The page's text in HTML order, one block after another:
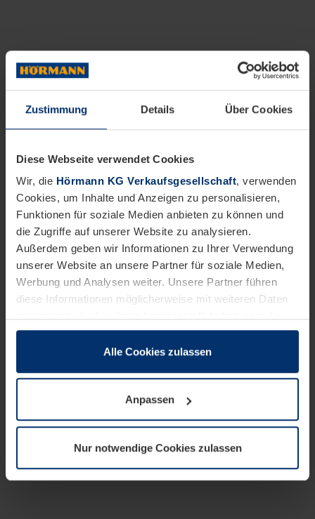
Zustimmung Details Über Cookies
Diese Webseite verwendet Cookies
Wir, die Hörmann KG Verkaufsgesellschaft, verwenden
Cookies, um Inhalte und Anzeigen zu personalisieren,
Funktionen für soziale Medien anbieten zu können und
die Zugriffe auf unserer Website zu analysieren.
Außerdem geben wir Informationen zu Ihrer Verwendung
unserer Website an unsere Partner für soziale Medien,
Werbung und Analysen weiter. Unsere Partner führen
diese Informationen möglicherweise mit weiteren Daten
sie im Rahmen Ihrer Nutzung der Dienste gesammelt
wenn diese für den Betrieb dieser Seite unbedingt
notwendig sind. Für alle anderen Cookie-Typen benötigen
wir Ihre Erlaubnis. Ihre Einwilligung können Sie jederzeit
Datenschutzerklärungunserer Website ändern oder
widerrufen.
Alle Cookies zulassen
Anpassen
Nur notwendige Cookies zulassen